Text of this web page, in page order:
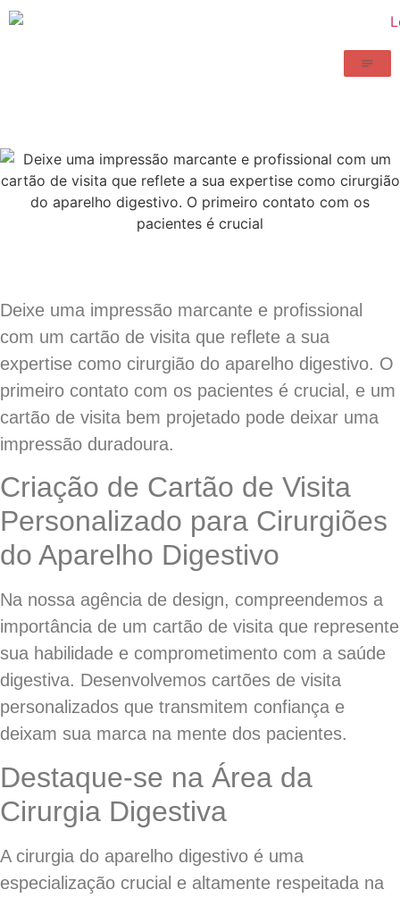
Deixe uma impressão marcante e profissional
com um cartão de visita que reflete a sua
expertise como cirurgião do aparelho digestivo. O
primeiro contato com os pacientes é crucial, e um
cartão de visita bem projetado pode deixar uma
impressão duradoura.
Criação de Cartão de Visita
Personalizado para Cirurgiões
do Aparelho Digestivo
Na nossa agência de design, compreendemos a
importância de um cartão de visita que represente
sua habilidade e comprometimento com a saúde
digestiva. Desenvolvemos cartões de visita
personalizados que transmitem confiança e
deixam sua marca na mente dos pacientes.
Destaque-se na Área da
Cirurgia Digestiva
A cirurgia do aparelho digestivo é uma
especialização crucial e altamente respeitada na